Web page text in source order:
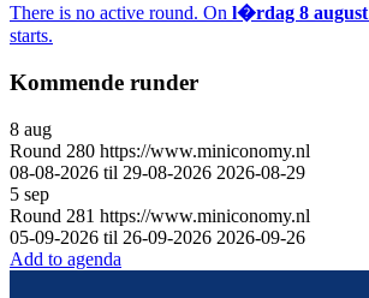
There is no active round. On l�rdag 8 august
starts.
Kommende runder
8 aug
Round 280 https://www.miniconomy.nl
08-08-2026 til 29-08-2026 2026-08-29
5 sep
Round 281 https://www.miniconomy.nl
05-09-2026 til 26-09-2026 2026-09-26
Add to agenda